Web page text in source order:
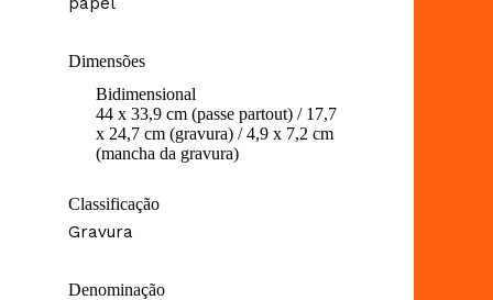
Dimensões
Bidimensional
44 x 33,9 cm (passe partout) / 17,7
x 24,7 cm (gravura) / 4,9 x 7,2 cm
(mancha da gravura)
Classificação
Gravura
Denominação